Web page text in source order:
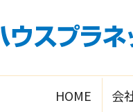
HOME 会